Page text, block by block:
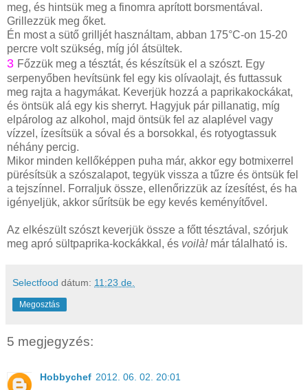
meg, és hintsük meg a finomra aprított borsmentával.
Grillezzük meg őket.
Én most a sütő grilljét használtam, abban 175°C-on 15-20
percre volt szükség, míg jól átsültek.
3 Főzzük meg a tésztát, és készítsük el a szószt. Egy
serpenyőben hevítsünk fel egy kis olívaolajt, és futtassuk
meg rajta a hagymákat. Keverjük hozzá a paprikakockákat,
és öntsük alá egy kis sherryt. Hagyjuk pár pillanatig, míg
elpárolog az alkohol, majd öntsük fel az alaplével vagy
vízzel, ízesítsük a sóval és a borsokkal, és rotyogtassuk
néhány percig.
Mikor minden kellőképpen puha már, akkor egy botmixerrel
pürésítsük a szószalapot, tegyük vissza a tűzre és öntsük fel
a tejszínnel. Forraljuk össze, ellenőrizzük az ízesítést, és ha
igényeljük, akkor sűrítsük be egy kevés keményítővel.
Az elkészült szószt keverjük össze a főtt tésztával, szórjuk
meg apró sültpaprika-kockákkal, és voilà!már tálalható is.
Selectfood dátum: 11:23 de.
Megosztás
5 megjegyzés:
Hobbychef 2012. 06. 02. 20:01